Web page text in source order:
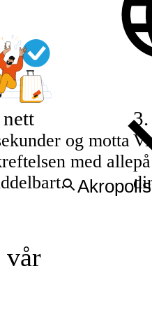
og motta
med alle
3.
vår